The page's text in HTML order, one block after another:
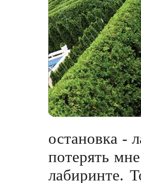
остановка -
потерять
лабиринте.